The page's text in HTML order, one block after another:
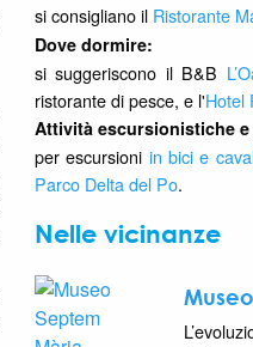
si consigliano il Ristorante
Dove dormire:
si suggeriscono il B&B
ristorante di pesce, e l'Hotel
Attività escursionistiche
per escursioni in bici e
Parco Delta del Po.
Nelle vicinanze